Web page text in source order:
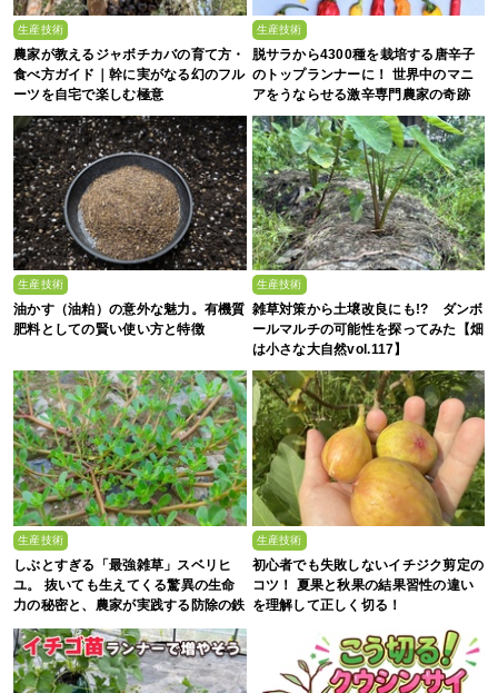
生産技術
農家が教えるジャボチカバの育て方・
食べ方ガイド｜幹に実がなる幻のフル
ーツを自宅で楽しむ極意
生産技術
脱サラから4300種を栽培する唐辛子
のトップランナーに！ 世界中のマニ
アをうならせる激辛専門農家の奇跡
生産技術
油かす（油粕）の意外な魅力。有機質
肥料としての賢い使い方と特徴
生産技術
雑草対策から土壌改良にも!? ダンボ
ールマルチの可能性を探ってみた【畑
は小さな大自然vol.117】
生産技術
しぶとすぎる「最強雑草」スベリヒ
ユ。 抜いても生えてくる驚異の生命
力の秘密と、農家が実践する防除の鉄
則
生産技術
初心者でも失敗しないイチジク剪定の
コツ！ 夏果と秋果の結果習性の違い
を理解して正しく切る！